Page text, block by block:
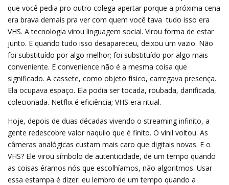
que você pedia pro outro colega apertar porque a próxima cena
era brava demais pra ver com quem você tava  tudo isso era
VHS. A tecnologia virou linguagem social. Virou forma de estar
junto. E quando tudo isso desapareceu, deixou um vazio. Não
foi substituído por algo melhor; foi substituído por algo mais
conveniente. E convenience não é a mesma coisa que
significado. A cassete, como objeto físico, carregava presença.
Ela ocupava espaço. Ela podia ser tocada, roubada, danificada,
colecionada. Netflix é eficiência; VHS era ritual.
Hoje, depois de duas décadas vivendo o streaming infinito, a
gente redescobre valor naquilo que é finito. O vinil voltou. As
câmeras analógicas custam mais caro que digitais novas. E o
VHS? Ele virou símbolo de autenticidade, de um tempo quando
as coisas éramos nós que escolhíamos, não algoritmos. Usar
essa estampa é dizer: eu lembro de um tempo quando a